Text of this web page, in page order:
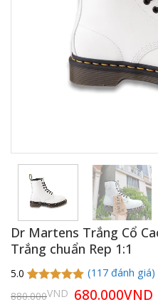
Dr Martens Trắng Cổ
Trắng chuẩn Rep 1:1
5.0
5.0 trên 5
dựa trên
115
(117đánh giá)
880.000VND Giá
gốc
680.000VND